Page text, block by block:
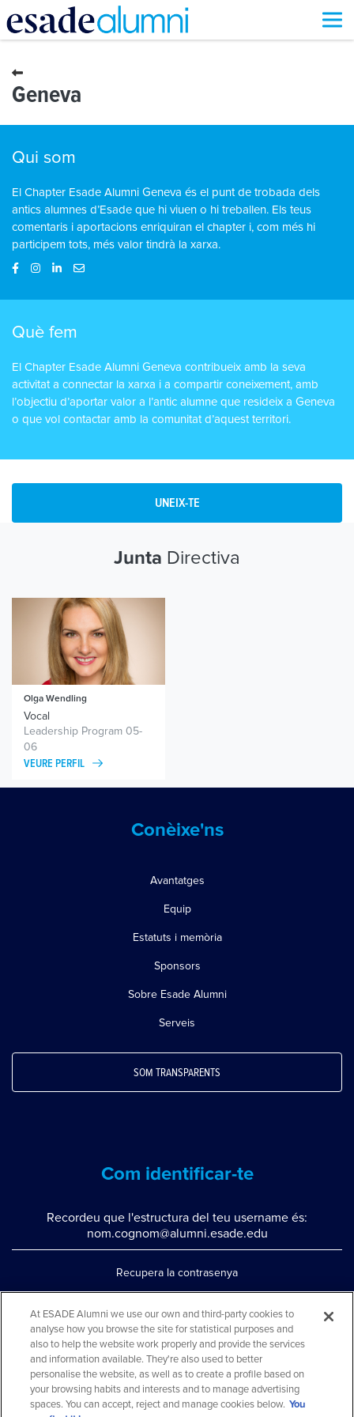
contingut
Geneva
Qui som
El Chapter Esade Alumni Geneva és el punt de trobada dels
antics alumnes d’Esade que hi viuen o hi treballen. Els teus
comentaris i aportacions enriquiran el chapter i, com més hi
participem tots, més valor tindrà la xarxa.
Què fem
El Chapter Esade Alumni Geneva contribueix amb la seva
activitat a connectar la xarxa i a compartir coneixement, amb
l’objectiu d’aportar valor a l’antic alumne que resideix a Geneva
o que vol contactar amb la comunitat d’aquest territori.
UNEIX-TE
Junta Directiva
Olga Wendling
Vocal
Leadership Program 05-
06
VEURE PERFIL
Conèixe'ns
Avantatges
Equip
Estatuts i memòria
Sponsors
Sobre Esade Alumni
Serveis
SOM TRANSPARENTS
Com identificar-te
Recordeu que l'estructura del teu username és:
nom.cognom@alumni.esade.edu
Recupera la contrasenya
Contacta'ns per whatsapp
Teléfono: 93 553 02 17
At ESADE Alumni we use our own and third-party cookies to
analyse how you browse the site for statistical purposes and
also to help the website work properly and provide the services
and information available. They're also used to better
personalise the website, as well as to create a profile based on
your browsing habits and interests and to manage advertising
spaces. You can accept, reject and manage cookies below. You